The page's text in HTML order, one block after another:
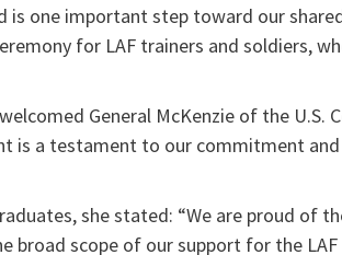
is one important step toward our
for LAF trainers and soldiers,
General McKenzie of the U.S.
is a testament to our commitment and
she stated: “We are proud of
scope of our support for the LAF.”